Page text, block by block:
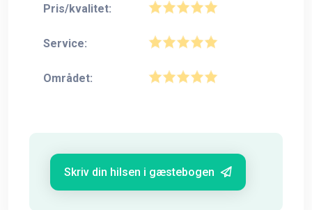
Pris/kvalitet:
Service:
Området:
Skriv din hilsen i gæstebogen